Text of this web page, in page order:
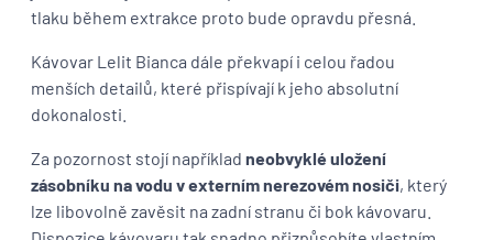
tlaku během extrakce proto bude opravdu přesná.
Kávovar Lelit Bianca dále překvapí i celou řadou
menších detailů, které přispívají k jeho absolutní
dokonalosti.
Za pozornost stojí například neobvyklé uložení
zásobníku na vodu v externím nerezovém nosiči, který
lze libovolně zavěsit na zadní stranu či bok kávovaru.